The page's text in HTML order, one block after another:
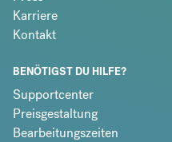
Karriere
Kontakt
BENÖTIGST DU HILFE?
Supportcenter
Preisgestaltung
Bearbeitungszeiten